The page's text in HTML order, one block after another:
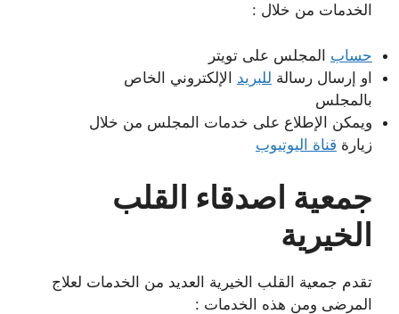
الخدمات من خلال :
حساب المجلس على تويتر
او إرسال رسالة للبريد الإلكتروني الخاص
بالمجلس
ويمكن الإطلاع على خدمات المجلس من خلال
زيارة قناة اليوتيوب
جمعية اصدقاء القلب
الخيرية
تقدم جمعية القلب الخيرية العديد من الخدمات لعلاج
المرضى ومن هذه الخدمات :